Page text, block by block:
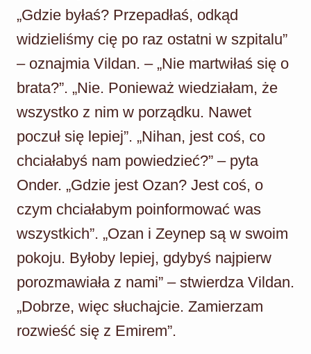
„Gdzie byłaś? Przepadłaś, odkąd
widzieliśmy cię po raz ostatni w szpitalu”
– oznajmia Vildan. – „Nie martwiłaś się o
brata?”. „Nie. Ponieważ wiedziałam, że
wszystko z nim w porządku. Nawet
poczuł się lepiej”. „Nihan, jest coś, co
chciałabyś nam powiedzieć?” – pyta
Onder. „Gdzie jest Ozan? Jest coś, o
czym chciałabym poinformować was
wszystkich”. „Ozan i Zeynep są w swoim
pokoju. Byłoby lepiej, gdybyś najpierw
porozmawiała z nami” – stwierdza Vildan.
„Dobrze, więc słuchajcie. Zamierzam
rozwieść się z Emirem”.